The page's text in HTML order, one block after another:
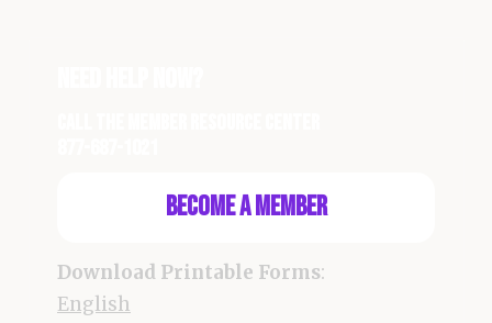
Become a Member
Download Printable Forms:
English